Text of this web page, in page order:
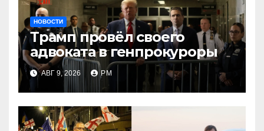
НОВОСТИ
Трамп провёл своего
адвоката в генпрокуроры
АВГ 9, 2026 РМ